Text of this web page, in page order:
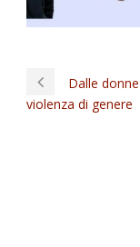
Dalle
violenza di genere